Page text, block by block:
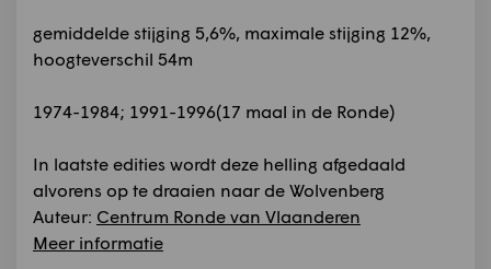
gemiddelde stijging 5,6%, maximale stijging 12%,
hoogteverschil 54m
1974-1984; 1991-1996(17 maal in de Ronde)
In laatste edities wordt deze helling afgedaald
alvorens op te draaien naar de Wolvenberg
Auteur: Centrum Ronde van Vlaanderen
Meer informatie